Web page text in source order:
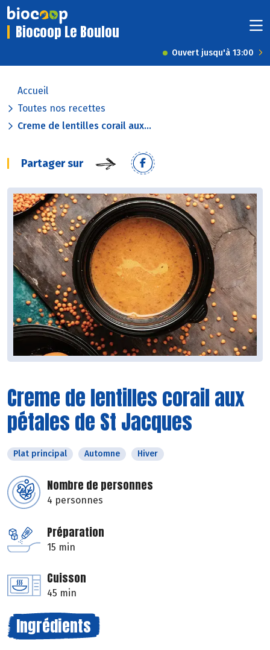
Biocoop Le Boulou
Ouvert jusqu'à 13:00
Accueil
Toutes nos recettes
Creme de lentilles corail aux...
Partager sur
Creme de lentilles corail aux
pétales de St Jacques
Plat principal Automne Hiver
Nombre de personnes
4 personnes
Préparation
15 min
Cuisson
45 min
Ingrédients